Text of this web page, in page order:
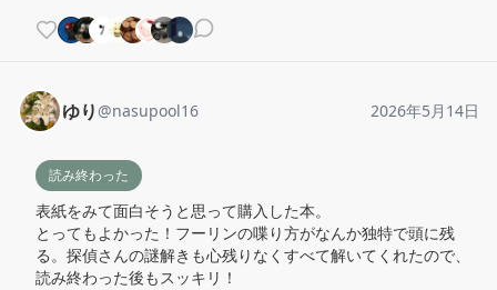
ゆり @nasupool16 2026年5月14日
読み終わった
表紙をみて面白そうと思って購入した本。
とってもよかった！フーリンの喋り方がなんか独特で頭に残
る。探偵さんの謎解きも心残りなくすべて解いてくれたので、
読み終わった後もスッキリ！